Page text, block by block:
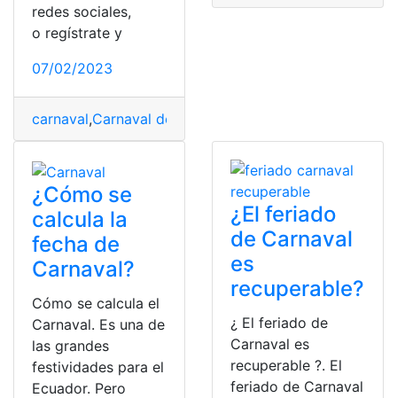
redes sociales,
o regístrate y
07/02/2023
carnaval,Carnaval de Guaranda
¿Cómo se
calcula la
fecha de
Carnaval?
Cómo se calcula el
Carnaval. Es una de
las grandes
festividades para el
Ecuador. Pero
¿El feriado
de Carnaval
es
recuperable?
¿ El feriado de
Carnaval es
recuperable ?. El
feriado de Carnaval